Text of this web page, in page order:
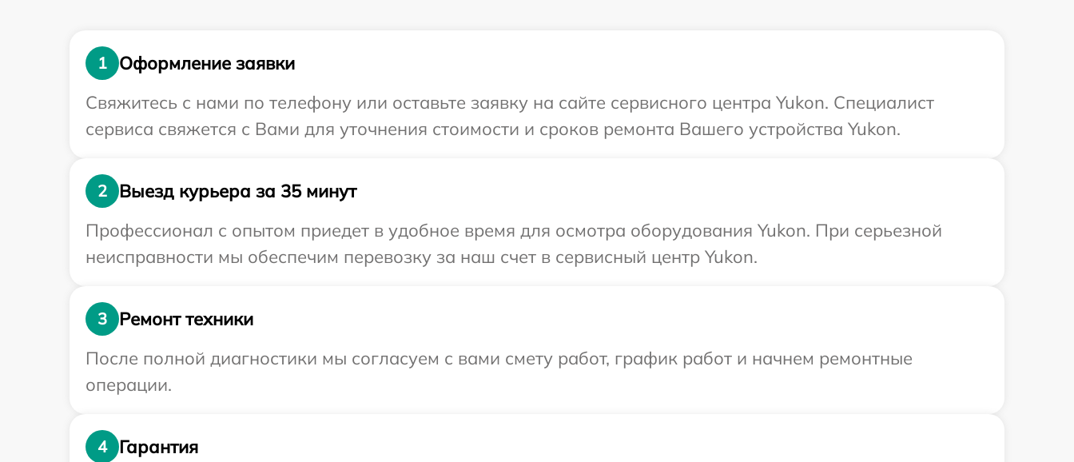
1
Оформление заявки
Свяжитесь с нами по телефону или оставьте заявку на сайте сервисного центра Yukon. Специалист
сервиса свяжется с Вами для уточнения стоимости и сроков ремонта Вашего устройства Yukon.
2
Выезд курьера за 35 минут
Профессионал с опытом приедет в удобное время для осмотра оборудования Yukon. При серьезной
неисправности мы обеспечим перевозку за наш счет в сервисный центр Yukon.
3
Ремонт техники
После полной диагностики мы согласуем с вами смету работ, график работ и начнем ремонтные
операции.
4
Гарантия